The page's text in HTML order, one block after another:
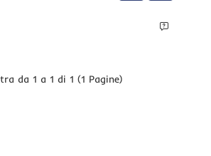
da 1 a 1 di 1 (1 Pagine)